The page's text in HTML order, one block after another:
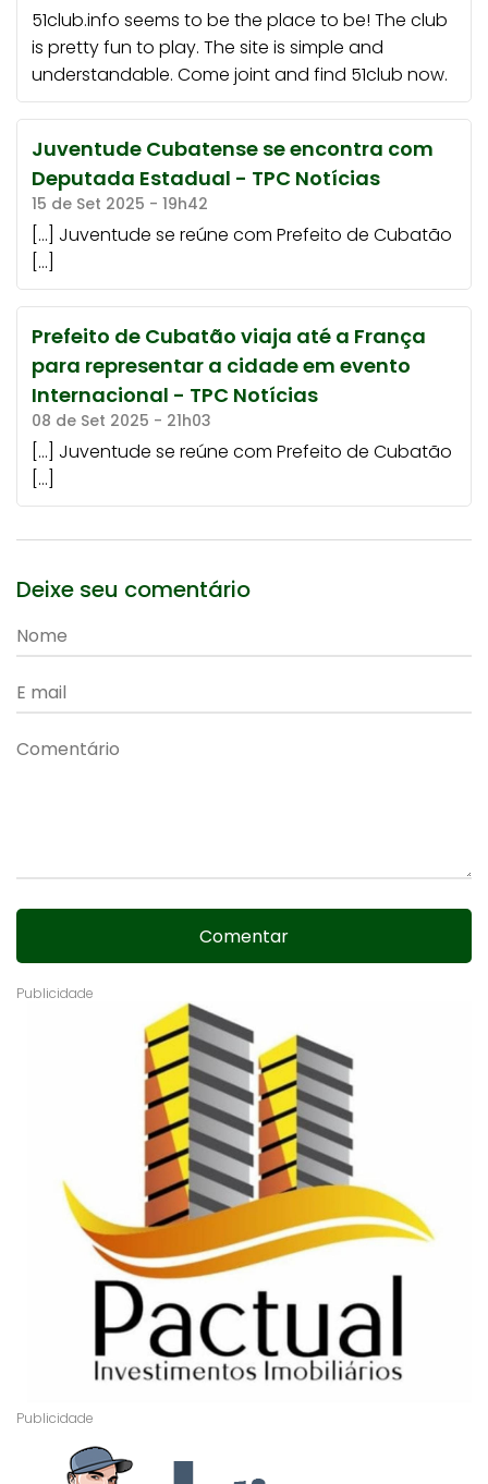
51club.info seems to be the place to be! The club
is pretty fun to play. The site is simple and
understandable. Come joint and find 51club now.
Juventude Cubatense se encontra com
Deputada Estadual - TPC Notícias
15 de Set 2025 - 19h42
[…] Juventude se reúne com Prefeito de Cubatão
[…]
Prefeito de Cubatão viaja até a França
para representar a cidade em evento
Internacional - TPC Notícias
08 de Set 2025 - 21h03
[…] Juventude se reúne com Prefeito de Cubatão
[…]
Deixe seu comentário
Comentar